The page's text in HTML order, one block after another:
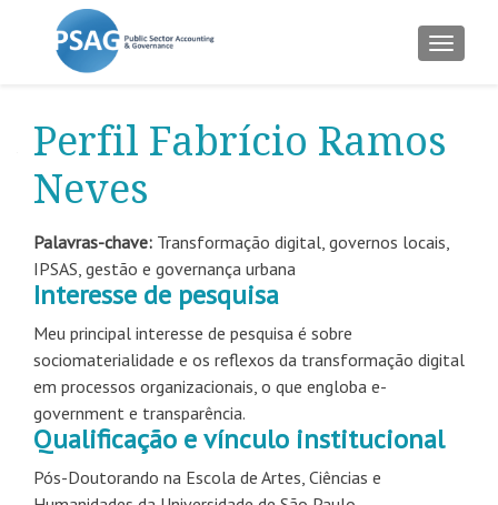
Perfil Fabrício Ramos
Neves
Palavras-chave: Transformação digital, governos locais,
IPSAS, gestão e governança urbana
Interesse de pesquisa
Meu principal interesse de pesquisa é sobre
sociomaterialidade e os reflexos da transformação digital
em processos organizacionais, o que engloba e-
government e transparência.
Qualificação e vínculo institucional
Pós-Doutorando na Escola de Artes, Ciências e